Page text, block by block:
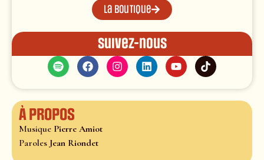
La boutique
Suivez-nous
À propos
Musique Pierre Amiot
Paroles Jean Riondet